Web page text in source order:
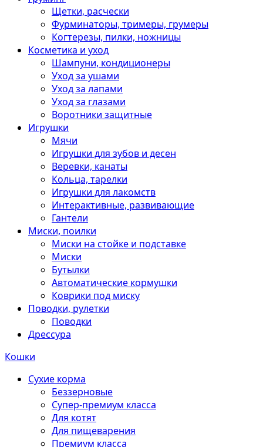
Щетки, расчески
Фурминаторы, тримеры, грумеры
Когтерезы, пилки, ножницы
Косметика и уход
Шампуни, кондиционеры
Уход за ушами
Уход за лапами
Уход за глазами
Воротники защитные
Игрушки
Мячи
Игрушки для зубов и десен
Веревки, канаты
Кольца, тарелки
Игрушки для лакомств
Интерактивные, развивающие
Гантели
Миски, поилки
Миски на стойке и подставке
Миски
Бутылки
Автоматические кормушки
Коврики под миску
Поводки, рулетки
Поводки
Дрессура
Кошки
Сухие корма
Беззерновые
Супер-премиум класса
Для котят
Для пищеварения
Премиум класса